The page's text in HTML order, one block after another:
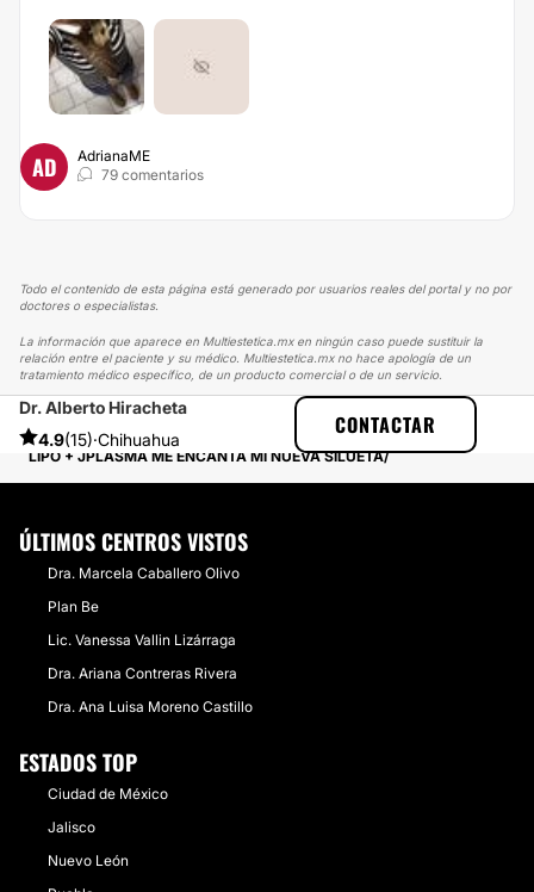
AD
AdrianaME
79 comentarios
Todo el contenido de esta página está generado por usuarios reales del portal y no por
doctores o especialistas.
La información que aparece en Multiestetica.mx en ningún caso puede sustituir la
relación entre el paciente y su médico. Multiestetica.mx no hace apología de un
tratamiento médico específico, de un producto comercial o de un servicio.
Dr. Alberto Hiracheta
4.9(15)·Chihuahua
CONTACTAR
MULTIESTETICA
EXPERIENCIAS
EXPERIENCIAS SOBRE LIPOESCULTURA
LIPO + JPLASMA ME ENCANTA MI NUEVA SILUETA
ÚLTIMOS CENTROS VISTOS
Dra. Marcela Caballero Olivo
Plan Be
Lic. Vanessa Vallin Lizárraga
Dra. Ariana Contreras Rivera
Dra. Ana Luisa ​Moreno Castillo
ESTADOS TOP
Ciudad de México
Jalisco
Nuevo León